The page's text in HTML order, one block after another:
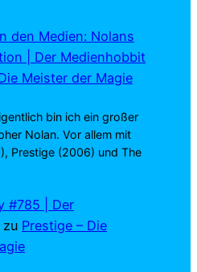
den Medien: Nolans
| Der Medienhobbit
Meister der Magie
bin ich ein großer
Nolan. Vor allem mit
Prestige (2006) und The
#785 | Der
zu Prestige – Die